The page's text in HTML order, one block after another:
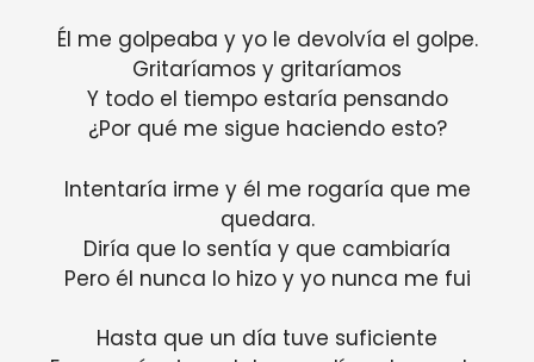
Él me golpeaba y yo le devolvía el golpe.
Gritaríamos y gritaríamos
Y todo el tiempo estaría pensando
¿Por qué me sigue haciendo esto?
Intentaría irme y él me rogaría que me
quedara.
Diría que lo sentía y que cambiaría
Pero él nunca lo hizo y yo nunca me fui
Hasta que un día tuve suficiente